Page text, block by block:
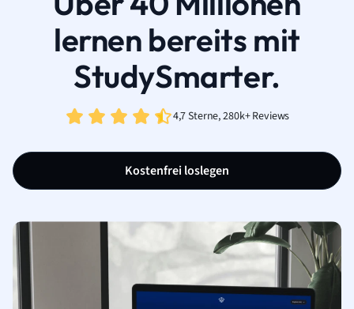
lernen bereits mit
StudySmarter.
4,7 Sterne, 280k+ Reviews
Kostenfrei loslegen